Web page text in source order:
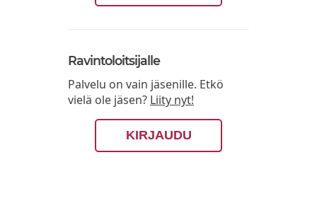
Ravintoloitsijalle
Palvelu on vain jäsenille. Etkö
vielä ole jäsen? Liity nyt!
KIRJAUDU